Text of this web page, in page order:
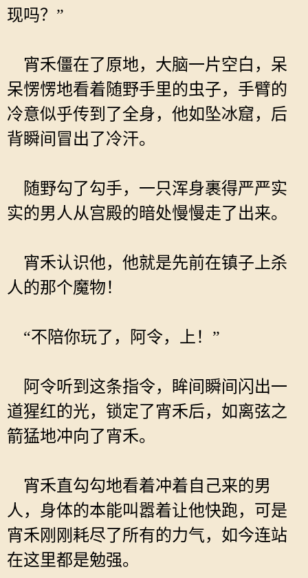
现吗？”
宵禾僵在了原地，大脑一片空白，呆
呆愣愣地看着随野手里的虫子，手臂的
冷意似乎传到了全身，他如坠冰窟，后
背瞬间冒出了冷汗。
随野勾了勾手，一只浑身裹得严严实
实的男人从宫殿的暗处慢慢走了出来。
宵禾认识他，他就是先前在镇子上杀
人的那个魔物！
“不陪你玩了，阿令，上！”
阿令听到这条指令，眸间瞬间闪出一
道猩红的光，锁定了宵禾后，如离弦之
箭猛地冲向了宵禾。
宵禾直勾勾地看着冲着自己来的男
人，身体的本能叫嚣着让他快跑，可是
宵禾刚刚耗尽了所有的力气，如今连站
在这里都是勉强。